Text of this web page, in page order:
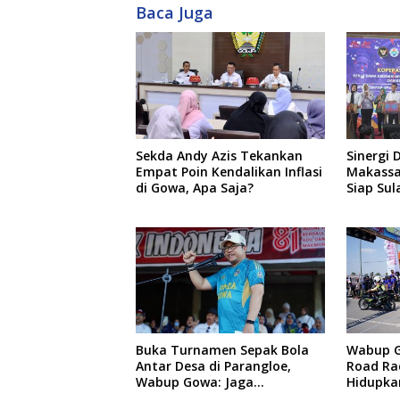
Baca Juga
Sekda Andy Azis Tekankan
Empat Poin Kendalikan Inflasi
di Gowa, Apa Saja?
Sinergi
Siap
Buka Turnamen Sepak Bola
Antar Desa di Parangloe,
Wabup Gowa: Jaga
Wabup
Road